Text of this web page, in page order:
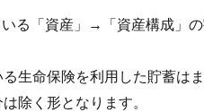
る「資産」→「資産構成」
生命保険を利用した貯蓄は
除く形となります。